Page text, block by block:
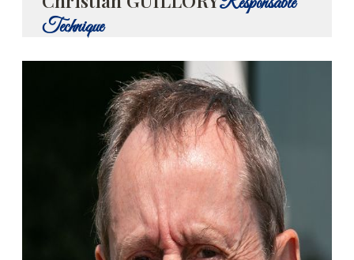
Technique